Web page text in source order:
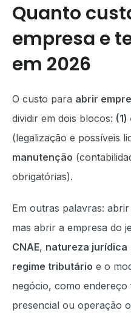
Quanto
empresa e
em 2026
O custo para abrir
dividir em dois blocos:
(legalização e possíveis
manutenção
obrigatórias).
Em outras palavras:
mas abrir a empresa do
CNAE, natureza jurídica
regime tributário e o
negócio, como endereço
presencial ou operação